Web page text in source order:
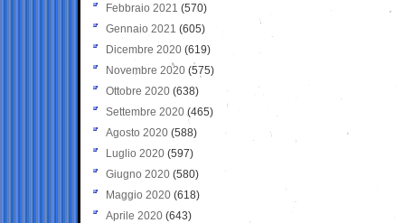
Febbraio 2021 (570)
Gennaio 2021 (605)
Dicembre 2020 (619)
Novembre 2020 (575)
Ottobre 2020 (638)
Settembre 2020(465)
Agosto 2020 (588)
Luglio 2020 (597)
Giugno 2020 (580)
Maggio 2020 (618)
Aprile 2020 (643)